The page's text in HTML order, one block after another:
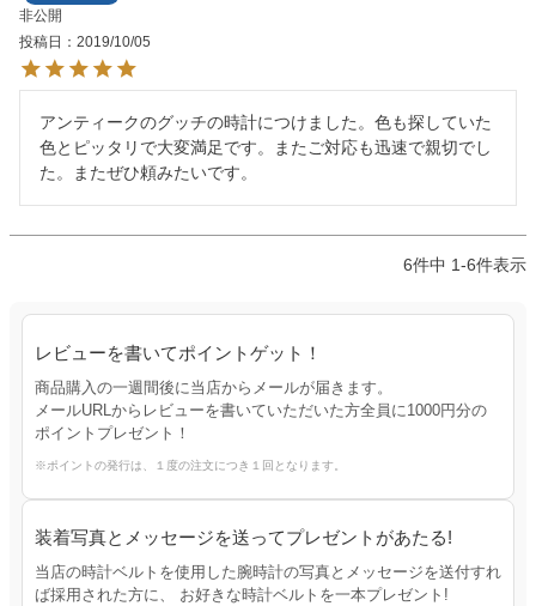
非公開
投稿日
2019/10/05
アンティークのグッチの時計につけました。色も探していた
色とピッタリで大変満足です。またご対応も迅速で親切でし
た。またぜひ頼みたいです。
6件中 1-6件表示
レビューを書いてポイントゲット！
商品購入の一週間後に当店からメールが届きます。
メールURLからレビューを書いていただいた方全員に1000円分の
ポイントプレゼント！
※ポイントの発行は、１度の注文につき１回となります。
装着写真とメッセージを送ってプレゼントがあたる!
当店の時計ベルトを使用した腕時計の写真とメッセージを送付すれ
ば採用された方に、 お好きな時計ベルトを一本プレゼント!